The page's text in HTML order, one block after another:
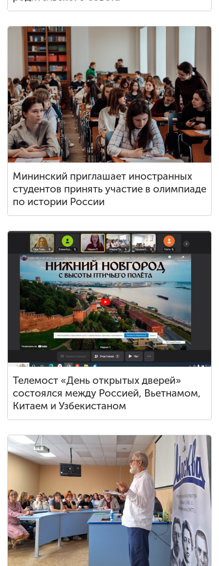
Мининский приглашает иностранных
студентов принять участие в олимпиаде
по истории России
Телемост «День открытых дверей»
состоялся между Россией, Вьетнамом,
Китаем и Узбекистаном